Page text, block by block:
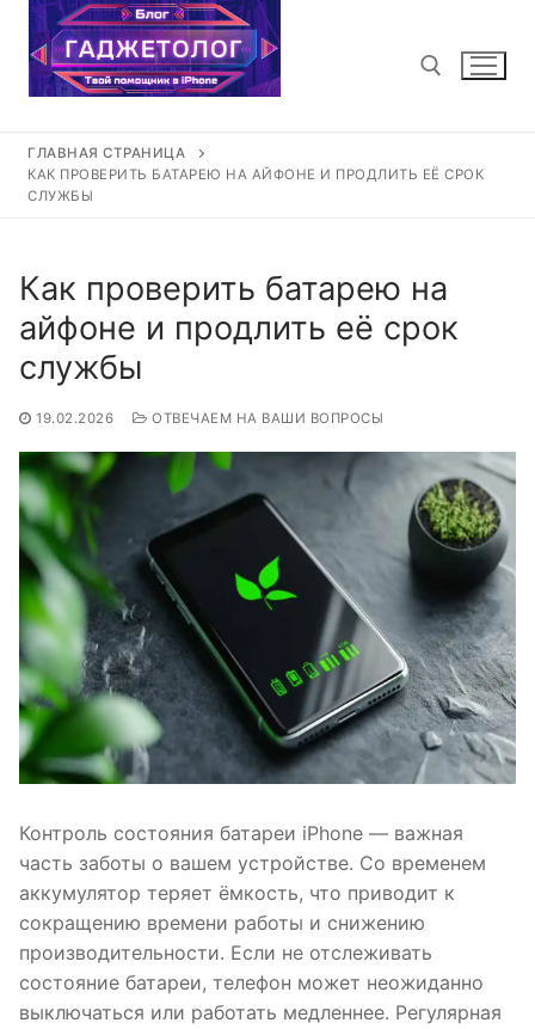
Перейти
содержимому
Найти:
ГЛАВНАЯ СТРАНИЦА
КАК ПРОВЕРИТЬ БАТАРЕЮ НА АЙФОНЕ И ПРОДЛИТЬ ЕЁ СРОК
СЛУЖБЫ
Как проверить батарею на
айфоне и продлить её срок
службы
19.02.2026 ОТВЕЧАЕМ НА ВАШИ ВОПРОСЫ
Контроль состояния батареи iPhone — важная
часть заботы о вашем устройстве. Со временем
аккумулятор теряет ёмкость, что приводит к
сокращению времени работы и снижению
производительности. Если не отслеживать
состояние батареи, телефон может неожиданно
выключаться или работать медленнее. Регулярная